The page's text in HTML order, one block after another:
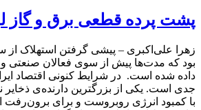
پشت پرده قطعی برق و گاز
زهرا علی‌اکبری – پیشی گرفتن استهلاک از
بود که مدت‌ها پیش از سوی فعالان صنعتی
داده شده است. در شرایط کنونی اقتصاد
جدی است. یکی از بزرگترین دارنده‌ی ذخایر
با کمبود انرژی روبروست و برای برون‌رفت